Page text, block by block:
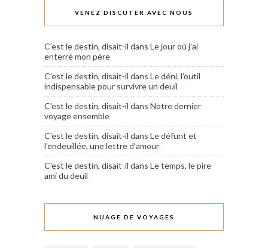
VENEZ DISCUTER AVEC NOUS
C'est le destin, disait-il dans Le jour où j’ai
enterré mon père
C'est le destin, disait-il dans Le déni, l’outil
indispensable pour survivre un deuil
C'est le destin, disait-il dans Notre dernier
voyage ensemble
C'est le destin, disait-il dans Le défunt et
l’endeuillée, une lettre d’amour
C'est le destin, disait-il dans Le temps, le pire
ami du deuil
NUAGE DE VOYAGES